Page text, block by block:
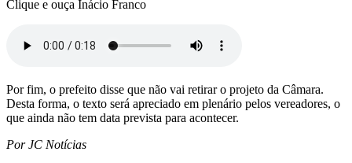
Clique e ouça Inácio Franco
Por fim, o prefeito disse que não vai retirar o projeto da Câmara.
Desta forma, o texto será apreciado em plenário pelos vereadores, o
que ainda não tem data prevista para acontecer.
Por JC Notícias